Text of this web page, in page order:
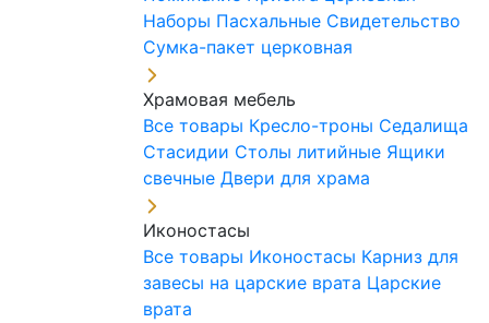
Наборы Пасхальные Свидетельство
Сумка-пакет церковная
Храмовая мебель
Все товары Кресло-троны Седалища
Стасидии Столы литийные Ящики
свечные Двери для храма
Иконостасы
Все товары Иконостасы Карниз для
завесы на царские врата Царские
врата